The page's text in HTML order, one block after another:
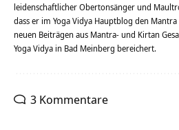
leidenschaftlicher Obertonsänger und
dass er im Yoga Vidya Hauptblog den
neuen Beiträgen aus Mantra- und Kirtan
Yoga Vidya in Bad Meinberg bereichert.
3 Kommentare